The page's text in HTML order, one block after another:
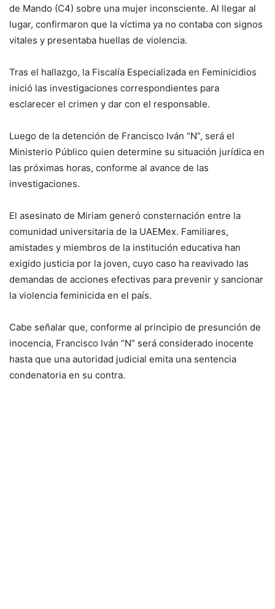
de Mando (C4) sobre una mujer inconsciente. Al llegar al
lugar, confirmaron que la víctima ya no contaba con signos
vitales y presentaba huellas de violencia.
Tras el hallazgo, la Fiscalía Especializada en Feminicidios
inició las investigaciones correspondientes para
esclarecer el crimen y dar con el responsable.
Luego de la detención de Francisco Iván “N”, será el
Ministerio Público quien determine su situación jurídica en
las próximas horas, conforme al avance de las
investigaciones.
El asesinato de Miriam generó consternación entre la
comunidad universitaria de la UAEMex. Familiares,
amistades y miembros de la institución educativa han
exigido justicia por la joven, cuyo caso ha reavivado las
demandas de acciones efectivas para prevenir y sancionar
la violencia feminicida en el país.
Cabe señalar que, conforme al principio de presunción de
inocencia, Francisco Iván “N” será considerado inocente
hasta que una autoridad judicial emita una sentencia
condenatoria en su contra.